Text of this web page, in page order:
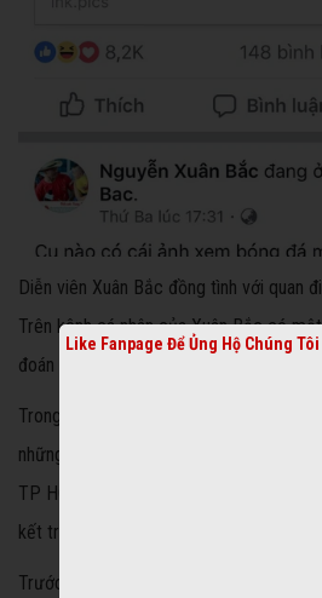
Diễn viên Xuân Bắc đồng tình với quan
Trên kênh cá nhân của Xuân Bắc có
đoán cho trận chung kết U23 sắp tới.
Trong khi đó, để ủng hộ các tuyển thủ
những người yêu bóng đá, toàn bộ hệ
TP HCM mời công chúng tới xem
kết trên màn ảnh rộng với chất lượng
Trước đó, trong trận bán kết, nhiều
Like Fanpage Để Ủng Hộ Chúng